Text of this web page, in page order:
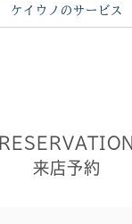
ケイウノのサービス
RESERVATION
来店予約